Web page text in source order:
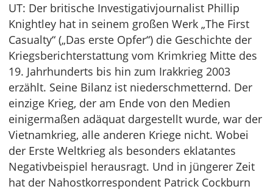
UT: Der britische Investigativjournalist Phillip
Knightley hat in seinem großen Werk „The First
Casualty“ („Das erste Opfer“) die Geschichte der
Kriegsberichterstattung vom Krimkrieg Mitte des
19. Jahrhunderts bis hin zum Irakkrieg 2003
erzählt. Seine Bilanz ist niederschmetternd. Der
einzige Krieg, der am Ende von den Medien
einigermaßen adäquat dargestellt wurde, war der
Vietnamkrieg, alle anderen Kriege nicht. Wobei
der Erste Weltkrieg als besonders eklatantes
Negativbeispiel herausragt. Und in jüngerer Zeit
hat der Nahostkorrespondent Patrick Cockburn